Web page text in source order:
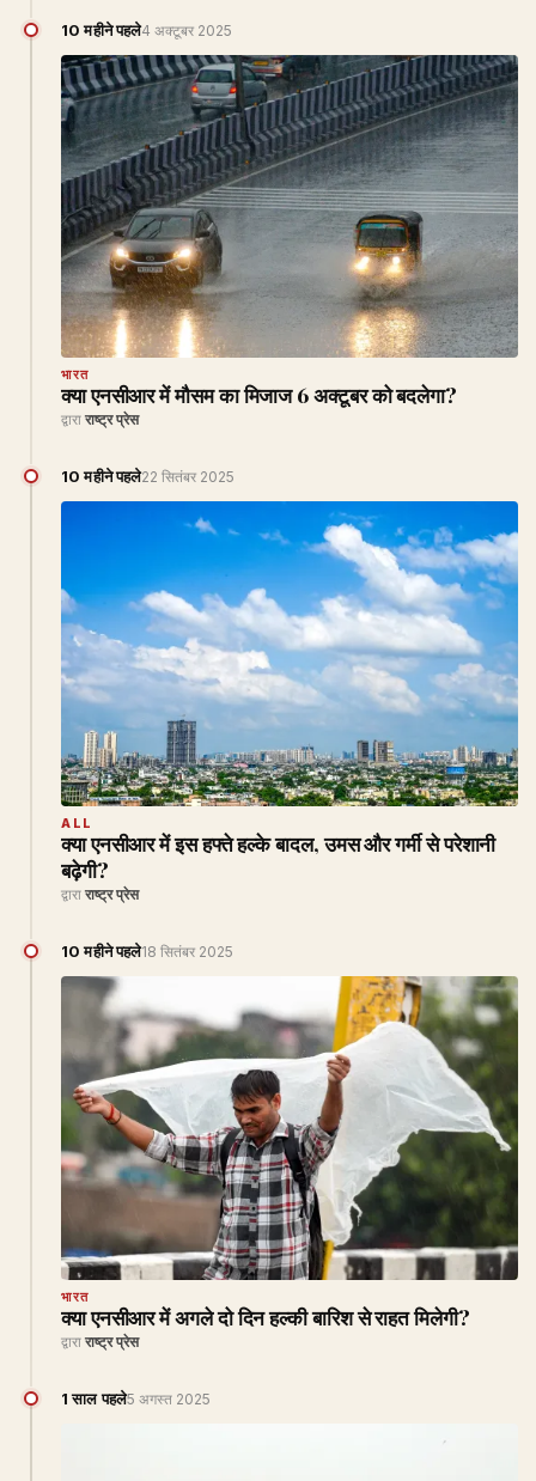
10 महीने पहले4 अक्टूबर 2025
भारत
क्या एनसीआर में मौसम का मिजाज 6 अक्टूबर को बदलेगा?
द्वारा राष्ट्र प्रेस
10 महीने पहले22 सितंबर 2025
ALL
क्या एनसीआर में इस हफ्ते हल्के बादल, उमस और गर्मी से परेशानी
बढ़ेगी?
द्वारा राष्ट्र प्रेस
10 महीने पहले18 सितंबर 2025
भारत
क्या एनसीआर में अगले दो दिन हल्की बारिश से राहत मिलेगी?
द्वारा राष्ट्र प्रेस
1 साल पहले5 अगस्त 2025